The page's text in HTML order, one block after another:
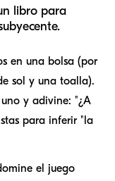
libro para
en una bolsa (por
sol y una toalla).
y adivine: "¿A
para inferir "la
el juego